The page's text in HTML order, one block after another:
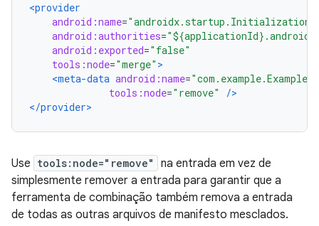
<provider
android:name=
android:authorities=
android:exported="false"
tools:node="merge" >
<meta-data android:name=
tools:node="remove"
/>
</provider>
Use tools:node="remove"
na entrada em vez de
simplesmente remover a entrada para garantir que a
ferramenta de combinação também remova a entrada
de todas as outras arquivos de manifesto mesclados.